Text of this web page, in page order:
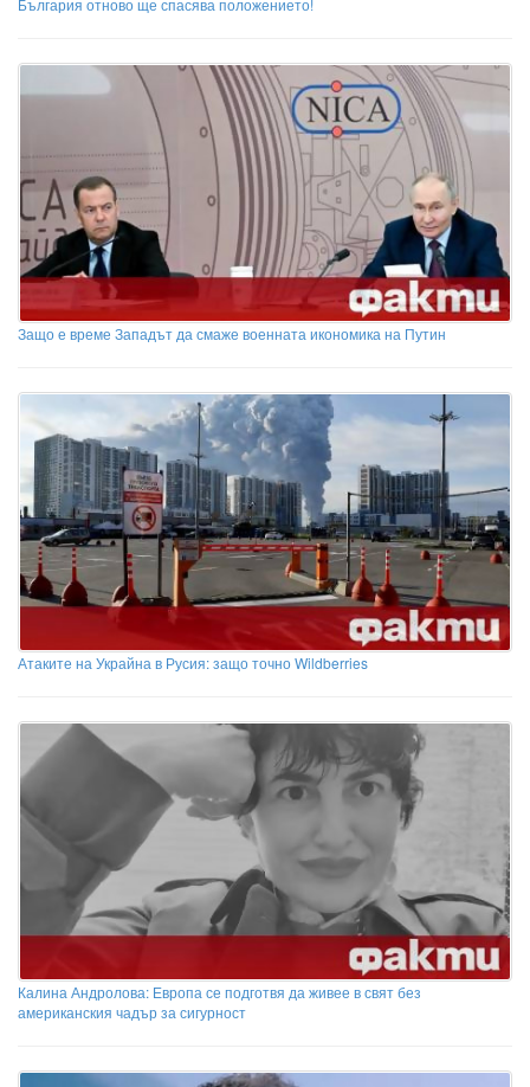
Защо е време Западът да смаже военната икономика на Путин
Атаките на Украйна в Русия: защо точно Wildberries
Калина Андролова: Европа се подготвя да живее в свят без
американския чадър за сигурност